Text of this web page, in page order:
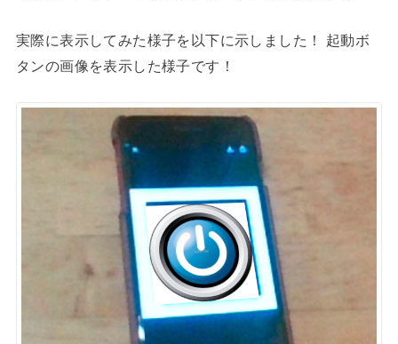
実際に表示してみた様子を以下に示しました！ 起動ボ
タンの画像を表示した様子です！